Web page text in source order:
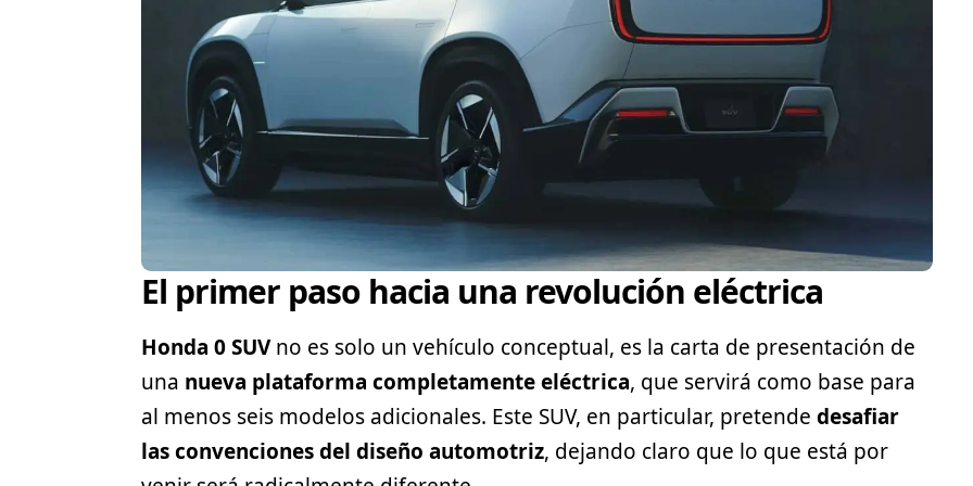
El primer paso hacia una revolución eléctrica
Honda 0 SUVno es solo un vehículo conceptual, es la carta de presentación de
una nueva plataforma completamente eléctrica, que servirá como base para
al menos seis modelos adicionales. Este SUV, en particular, pretende desafiar
las convenciones del diseño automotriz, dejando claro que lo que está por